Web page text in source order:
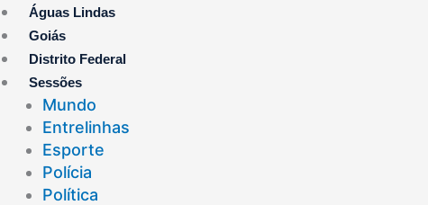
Ir
para
o
conteúdo
Águas Lindas
Goiás
Distrito Federal
Sessões
Mundo
Entrelinhas
Esporte
Polícia
Política